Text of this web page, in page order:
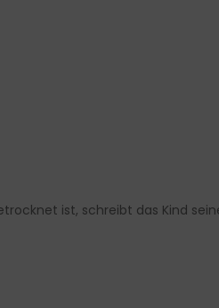
ist, schreibt das Kind